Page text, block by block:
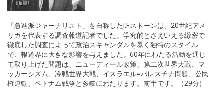
「急進派ジャーナリスト」を自称したI.F.ストーンは、20世紀アメ
リカを代表する調査報道記者でした。学究的とさえいえる緻密で
徹底した調査によって政治スキャンダルを暴く独特のスタイル
で、報道界に大きな影響を与えました。60年にわたる活動を通じ
て取り上げた問題は、ニューディール政策、第二次世界大戦、マ
ッカーシズム、冷戦世界大戦、イスラエル=パレスチナ問題、公民
権運動、ベトナム戦争と多岐にわたります。前半です。（29分）